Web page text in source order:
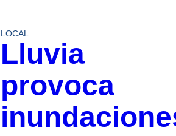
LOCAL
Lluvia
provoca